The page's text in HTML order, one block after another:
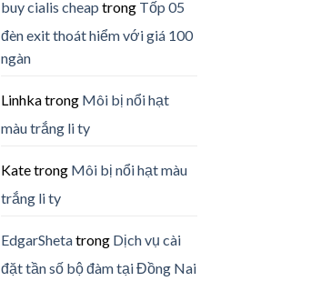
buy cialis cheap trong Tốp 05
đèn exit thoát hiểm với giá 100
ngàn
Linhkatrong Môi bị nổi hạt
màu trắng li ty
Katetrong Môi bị nổi hạt màu
trắng li ty
EdgarShetatrong Dịch vụ cài
đặt tần số bộ đàm tại Đồng Nai